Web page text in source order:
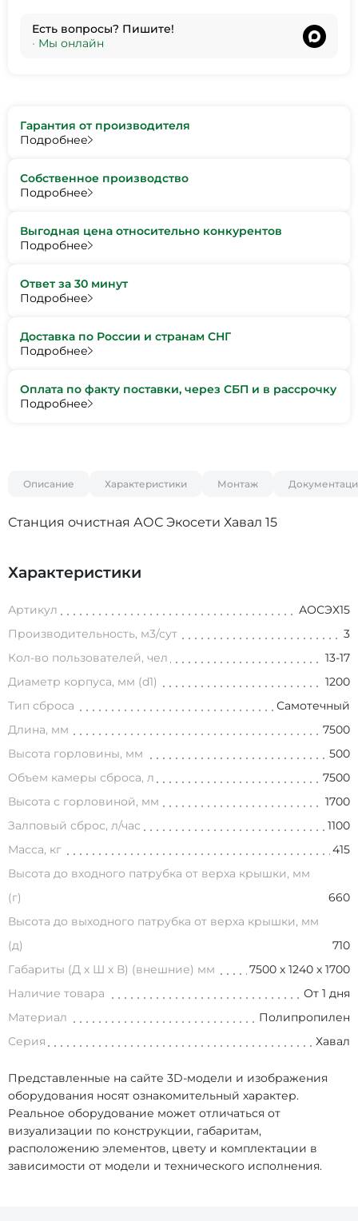
Есть вопросы? Пишите!
• Мы онлайн
Гарантия от производителя
Подробнее
Собственное производство
Подробнее
Выгодная цена относительно конкурентов
Подробнее
Ответ за 30 минут
Подробнее
Доставка по России и странам СНГ
Подробнее
Оплата по факту поставки, через СБП и в рассрочку
Подробнее
Описание Характеристики Монтаж
Станция очистная АОС Экосети Хавал 15
Характеристики
Артикул
АОСЭХ15
Производительность, м3/сут
3
Кол-во пользователей, чел
13-17
Диаметр корпуса, мм (d1)
1200
Тип сброса
Самотечный
Длина, мм
7500
Высота горловины, мм
500
Объем камеры сброса, л
7500
Высота с горловиной, мм
1700
Залповый сброс, л/час
1100
Масса, кг
415
Высота до входного патрубка от верха крышки, мм
(г)
660
Высота до выходного патрубка от верха крышки, мм
(д)
710
Габариты (Д х Ш х В) (внешние) мм
7500 х 1240 х 1700
Наличие товара
От 1 дня
Материал
Полипропилен
Серия
Хавал
Представленные на сайте 3D-модели и изображения
оборудования носят ознакомительный характер.
Реальное оборудование может отличаться от
визуализации по конструкции, габаритам,
расположению элементов, цвету и комплектации в
зависимости от модели и технического исполнения.